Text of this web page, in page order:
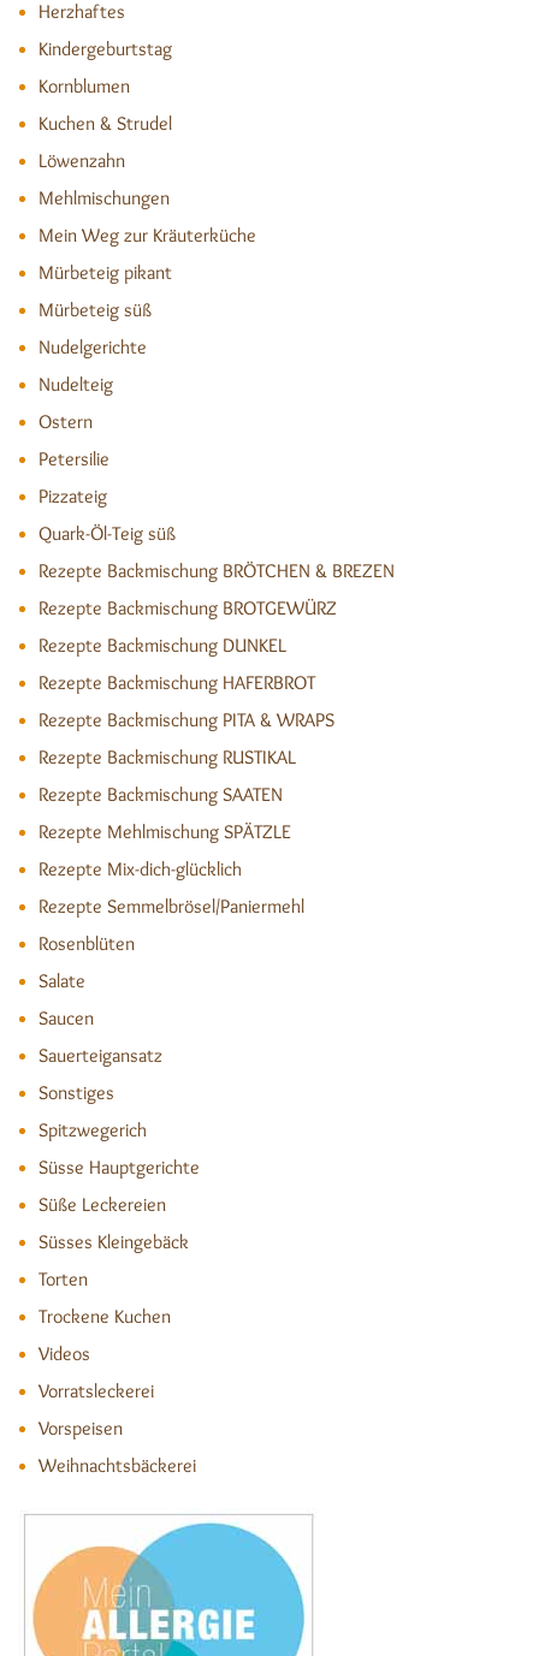
Herzhaftes
Kindergeburtstag
Kornblumen
Kuchen & Strudel
Löwenzahn
Mehlmischungen
Mein Weg zur Kräuterküche
Mürbeteig pikant
Mürbeteig süß
Nudelgerichte
Nudelteig
Ostern
Petersilie
Pizzateig
Quark-Öl-Teig süß
Rezepte Backmischung BRÖTCHEN & BREZEN
Rezepte Backmischung BROTGEWÜRZ
Rezepte Backmischung DUNKEL
Rezepte Backmischung HAFERBROT
Rezepte Backmischung PITA & WRAPS
Rezepte Backmischung RUSTIKAL
Rezepte Backmischung SAATEN
Rezepte Mehlmischung SPÄTZLE
Rezepte Mix-dich-glücklich
Rezepte Semmelbrösel/Paniermehl
Rosenblüten
Salate
Saucen
Sauerteigansatz
Sonstiges
Spitzwegerich
Süsse Hauptgerichte
Süße Leckereien
Süsses Kleingebäck
Torten
Trockene Kuchen
Videos
Vorratsleckerei
Vorspeisen
Weihnachtsbäckerei